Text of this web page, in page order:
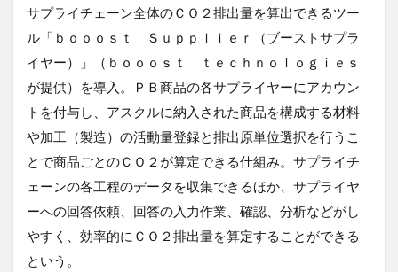
サプライチェーン全体のＣＯ２排出量を算出できるツー
ル「ｂｏｏｏｓｔ Ｓｕｐｐｌｉｅｒ（ブーストサプラ
イヤー）」（ｂｏｏｏｓｔ ｔｅｃｈｎｏｌｏｇｉｅｓ
が提供）を導入。ＰＢ商品の各サプライヤーにアカウン
トを付与し、アスクルに納入された商品を構成する材料
や加工（製造）の活動量登録と排出原単位選択を行うこ
とで商品ごとのＣＯ２が算定できる仕組み。サプライチ
ェーンの各工程のデータを収集できるほか、サプライヤ
ーへの回答依頼、回答の入力作業、確認、分析などがし
やすく、効率的にＣＯ２排出量を算定することができる
という。